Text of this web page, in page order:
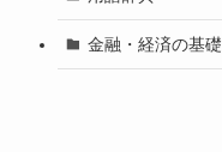
金融・経済の基礎